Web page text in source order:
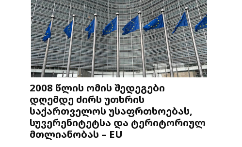
2008 წლის ომის შედეგები
დღემდე ძირს უთხრის
საქართველოს უსაფრთხოებას,
სუვერენიტეტსა და ტერიტორიულ
მთლიანობას – EU